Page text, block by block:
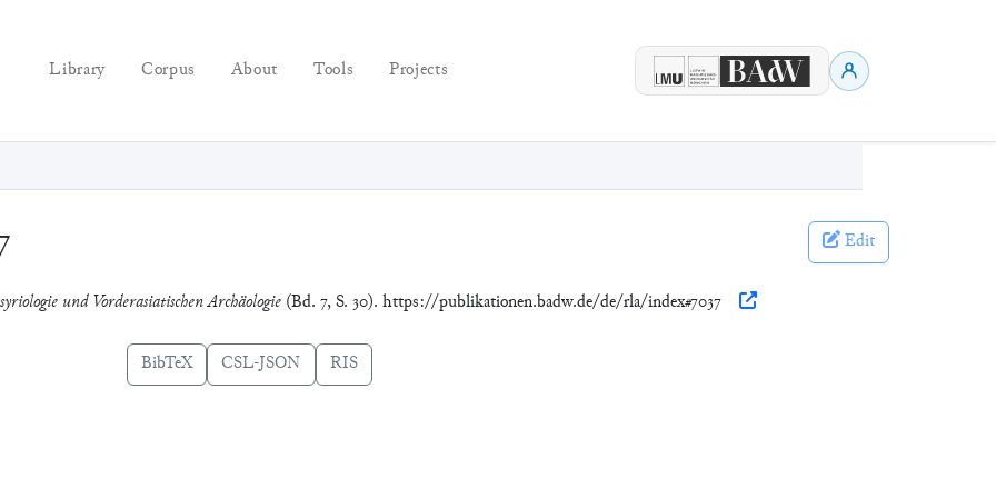
Library Corpus About Tools Projects
Edit
und Vorderasiatischen Archäologie (Bd. 7, S. 30). https://publikationen.badw.de/de/rla/index#7037
BibTeX CSL-JSON RIS